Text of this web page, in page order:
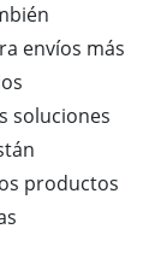
envíos más
soluciones
productos